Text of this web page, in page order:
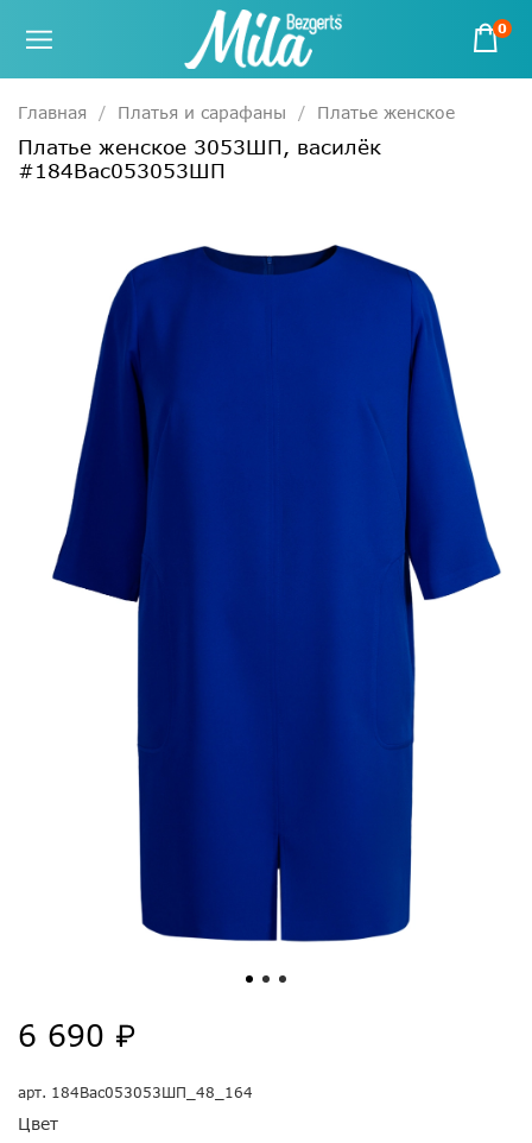
0
Главная Платья и сарафаны Платье женское
Платье женское 3053ШП, василёк
#184Вас053053ШП
арт. 184Вас053053ШП_48_164
Цвет
6 690 ₽